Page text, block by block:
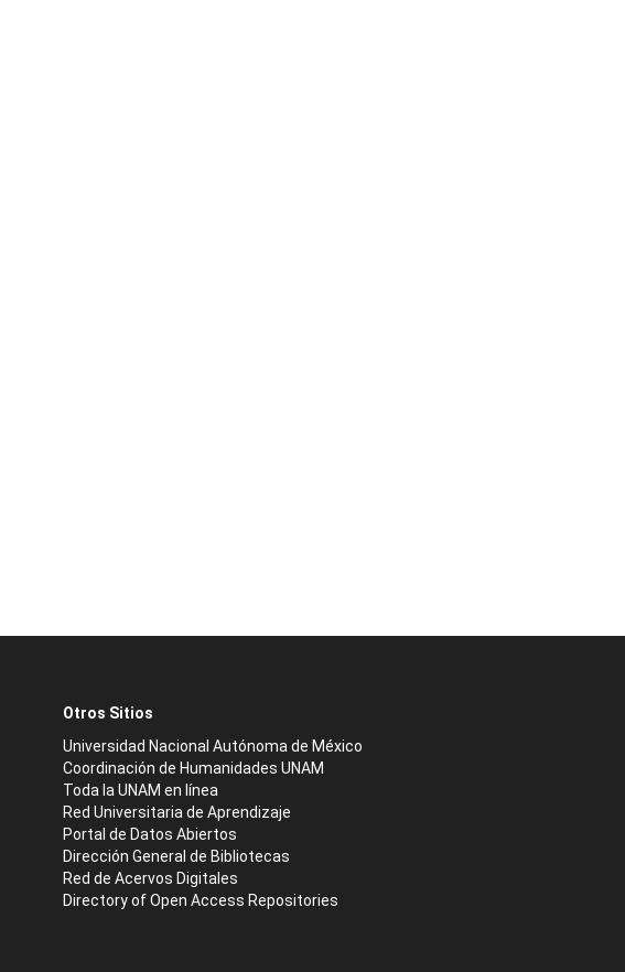
Otros Sitios
Universidad Nacional Autónoma de México
Coordinación de Humanidades UNAM
Toda la UNAM en línea
Red Universitaria de Aprendizaje
Portal de Datos Abiertos
Dirección General de Bibliotecas
Red de Acervos Digitales
Directory of Open Access Repositories